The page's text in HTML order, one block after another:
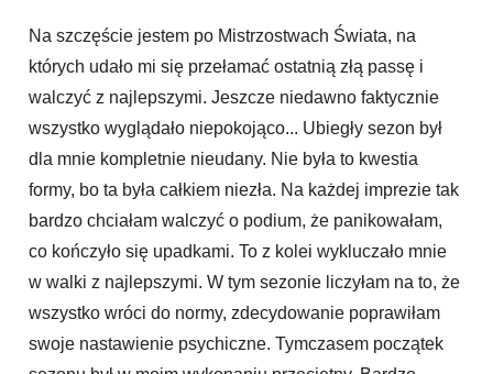
Na szczęście jestem po Mistrzostwach Świata, na
których udało mi się przełamać ostatnią złą passę i
walczyć z najlepszymi. Jeszcze niedawno faktycznie
wszystko wyglądało niepokojąco... Ubiegły sezon był
dla mnie kompletnie nieudany. Nie była to kwestia
formy, bo ta była całkiem niezła. Na każdej imprezie tak
bardzo chciałam walczyć o podium, że panikowałam,
co kończyło się upadkami. To z kolei wykluczało mnie
w walki z najlepszymi. W tym sezonie liczyłam na to, że
wszystko wróci do normy, zdecydowanie poprawiłam
swoje nastawienie psychiczne. Tymczasem początek